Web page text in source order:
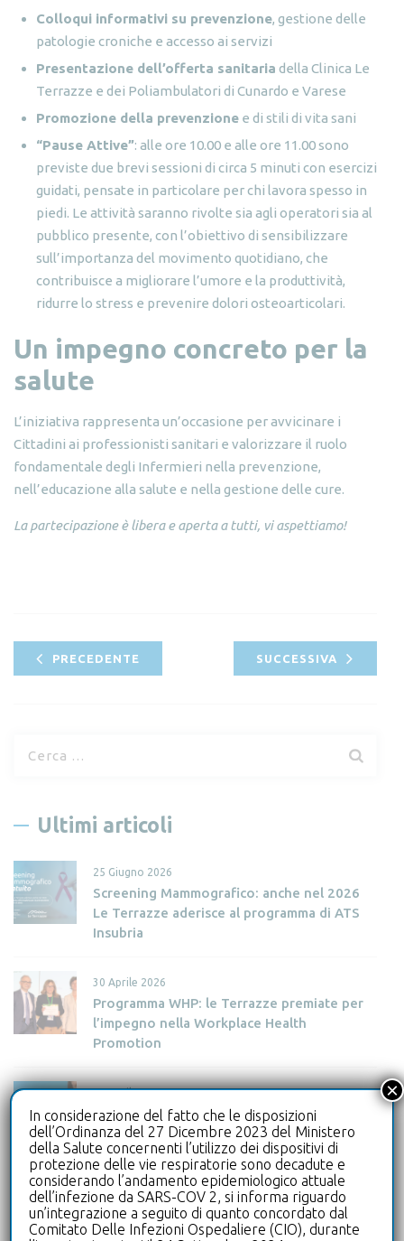
Colloqui informativi su prevenzione, gestione delle
patologie croniche e accesso ai servizi
Presentazione dell’offerta sanitaria della Clinica Le
Terrazze e dei Poliambulatori di Cunardo e Varese
Promozione della prevenzione e di stili di vita sani
“Pause Attive”: alle ore 10.00 e alle ore 11.00 sono
previste due brevi sessioni di circa 5 minuti con esercizi
guidati, pensate in particolare per chi lavora spesso in
piedi. Le attività saranno rivolte sia agli operatori sia al
pubblico presente, con l’obiettivo di sensibilizzare
sull’importanza del movimento quotidiano, che
contribuisce a migliorare l’umore e la produttività,
ridurre lo stress e prevenire dolori osteoarticolari.
Un impegno concreto per la
salute
L’iniziativa rappresenta un’occasione per avvicinare i
Cittadini ai professionisti sanitari e valorizzare il ruolo
fondamentale degli Infermieri nella prevenzione,
nell’educazione alla salute e nella gestione delle cure.
La partecipazione è libera e aperta a tutti, vi aspettiamo!
PRECEDENTE SUCCESSIVA
c
a
p
e
:
Ultimi articoli
25 Giugno 2026
Screening Mammografico: anche nel 2026
Le Terrazze aderisce al programma di ATS
Insubria
30 Aprile 2026
Programma WHP: le Terrazze premiate per
l’impegno nella Workplace Health
Promotion
28 Aprile 2026
Gli Infermieri incontrano i Cittadini in
occasione della Giornata Internazionale
dell’Infermiere
Tags
In considerazione del fatto che le disposizioni
dell’Ordinanza del 27 Dicembre 2023 del Ministero
della Salute concernenti l’utilizzo dei dispositivi di
protezione delle vie respiratorie sono decadute e
considerando l’andamento epidemiologico attuale
dell’infezione da SARS-COV 2, si informa riguardo
un’integrazione a seguito di quanto concordato dal
Comitato Delle Infezioni Ospedaliere (CIO), durante
×